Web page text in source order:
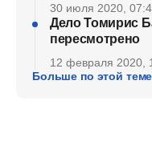
30 июля 2020,
Дело Томирис
пересмотрено
12 февраля 2020,
Больше по этой теме